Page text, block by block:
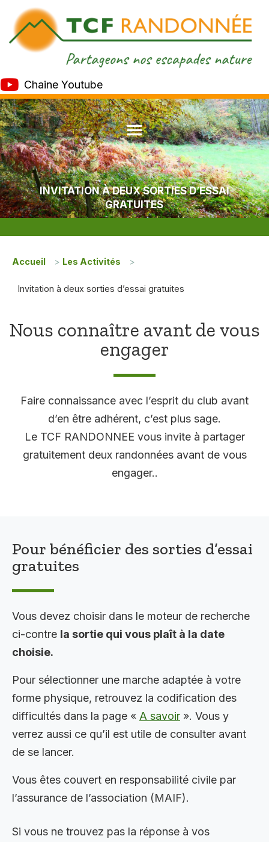
Chaine Youtube
INVITATION À DEUX SORTIES D’ESSAI
GRATUITES
Accueil > Les Activités >
Invitation à deux sorties d’essai gratuites
Nous connaître avant de vous
engager
Faire connaissance avec l’esprit du club avant
d’en être adhérent, c’est plus sage.
Le TCF RANDONNEE vous invite à partager
gratuitement deux randonnées avant de vous
engager..
Pour bénéficier des sorties d’essai
gratuites
Vous devez choisir dans le moteur de recherche
ci-contre la sortie qui vous plaît à la date
choisie.
Pour sélectionner une marche adaptée à votre
forme physique, retrouvez la codification des
difficultés dans la page « A savoir ». Vous y
verrez aussi ce qu’il est utile de consulter avant
de se lancer.
Vous êtes couvert en responsabilité civile par
l’assurance de l’association (MAIF).
Si vous ne trouvez pas la réponse à vos